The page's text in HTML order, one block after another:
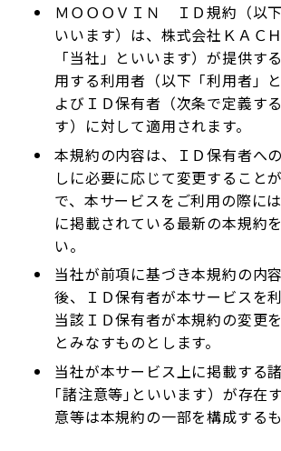
ＭＯＯＯＶＩＮ ＩＤ規約（以
いいます）は、株式会社ＫＡＣ
「当社」といいます）が提供す
用する利用者（以下「利用者」
よびＩＤ保有者（次条で定義す
す）に対して適用されます。
本規約の内容は、ＩＤ保有者へ
しに必要に応じて変更すること
で、本サービスをご利用の際に
に掲載されている最新の本規約
い。
当社が前項に基づき本規約の内
後、ＩＤ保有者が本サービスを
当該ＩＤ保有者が本規約の変更
とみなすものとします。
当社が本サービス上に掲載する
｢諸注意等｣といいます）が存在
意等は本規約の一部を構成するも